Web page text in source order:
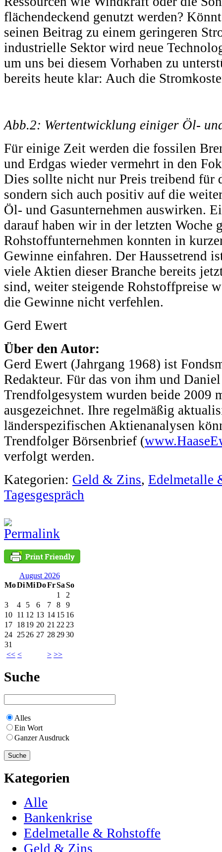
flächendeckend genutzt werden?
seinen Beitrag zu einem geringeren
industrielle Sektor wird neue
um uns bei diesem Vorhaben zu
bereits heute klar: Auch die
Abb.2: Wertentwicklung einiger Öl-
Für einige Zeit werden die fossilen
und Erdgas wieder vermehrt in den
Dies sollte nicht nur Preis treibend für
sondern sich auch positiv auf die
Öl- und Gasunternehmen auswirken.
darauf haben wir in der letzten Woche
Rohstoffunternehmen konnten in
Gewinne einfahren. Der Haussetrend
viele Aktien dieser Branche bereits
sind, weiter steigende Rohstoffpreise
die Gewinne nicht verfehlen.
Gerd Ewert
Über den Autor:
Gerd Ewert (Jahrgang 1968) ist
Redakteur. Für das von ihm und
Trendfolgesystem wurden beide 2009
ausgezeichnet. Ihre regelmäßig
länderspezifischen Aktienanalysen
Trendfolger Börsenbrief (
verfolgt werden.
Kategorien: Geld & Zins, Edelmetalle
Tagesgespräch
August 2026
MoDiMiDoFrSaSo
<< < > >>
1
2
3
4 5 6 7 8
9
10 11 12 13 14 15 16
17 1819 20 21 22 23
24 2526 27 28 2930
31
Suche
Alles
Ein Wort
Ganzer Ausdruck
Kategorien
Alle
Bankenkrise
Edelmetalle & Rohstoffe
Geld & Zins